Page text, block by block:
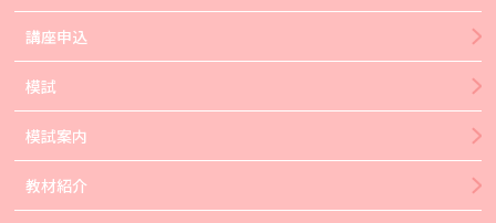
講座申込
模試
模試案内
教材紹介